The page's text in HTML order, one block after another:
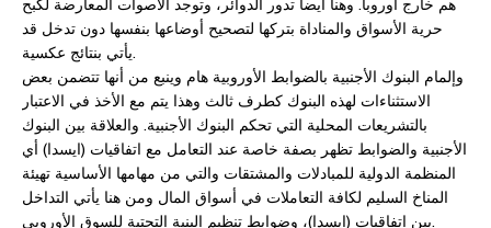
حرية الأسواق والمناداة بتركها لتصحيح أوضاعها بنفسها دون تدخل قد
يأتي بنتائج عكسية.
وإلمام البنوك الأجنبية بالضوابط الأوروبية هام وينبع من أنها تتضمن بعض
الاستثناءات لهذه البنوك كطرف ثالث وهذا يتم مع الأخذ في الاعتبار
بالتشريعات المحلية التي تحكم البنوك الأجنبية. والعلاقة بين البنوك
الأجنبية والضوابط تظهر بصفة خاصة عند التعامل مع اتفاقيات (ايسدا) أي
المنظمة الدولية للمبادلات والمشتقات والتي من مهامها الأساسية تهيئة
المناخ السليم لكافة التعاملات في أسواق المال ومن هنا يأتي التداخل
بين اتفاقيات (ايسدا)، وضوابط تنظيم البنية التحتية للسوق الأوروبي.